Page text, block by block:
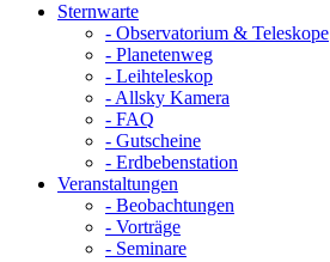
Sternwarte
- Observatorium & Teleskope
- Planetenweg
- Leihteleskop
- Allsky Kamera
- FAQ
- Gutscheine
- Erdbebenstation
Veranstaltungen
- Beobachtungen
- Vorträge
- Seminare